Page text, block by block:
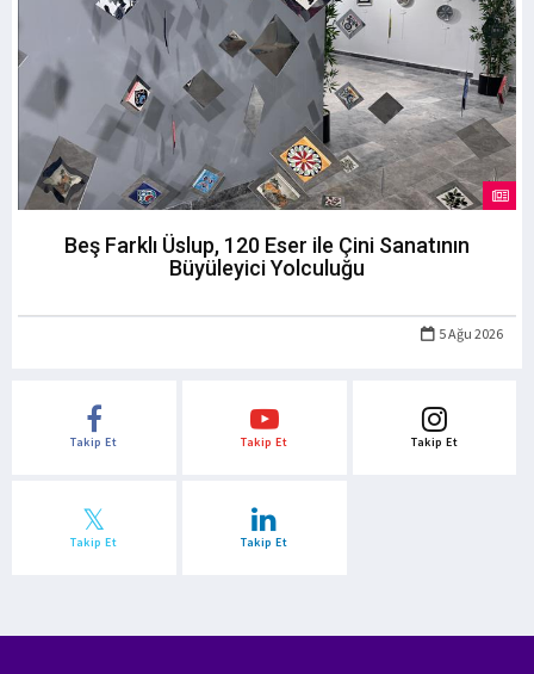
Beş Farklı Üslup, 120 Eser ile Çini Sanatının
Büyüleyici Yolculuğu
5 Ağu 2026
Takip Et Takip Et Takip Et
Takip Et Takip Et